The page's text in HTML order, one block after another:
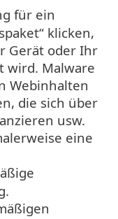
für ein
klicken,
Gerät oder Ihr
wird. Malware
Webinhalten
die sich über
usw.
eine